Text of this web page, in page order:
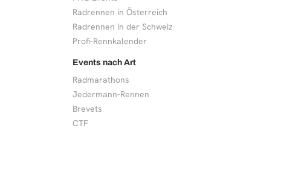
Radrennen in Österreich
Radrennen in der Schweiz
Profi-Rennkalender
Events nach Art
Radmarathons
Jedermann-Rennen
Brevets
CTF